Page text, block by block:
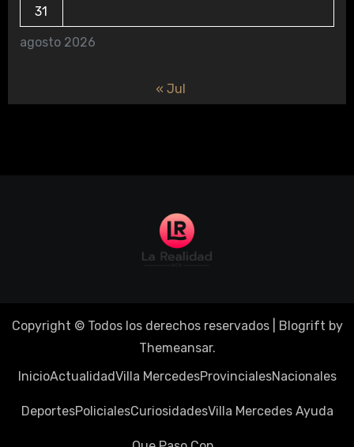
agosto 2026
31
« Jul
Copyright © Todos los derechos reservados Blogrift by
Themeansar.
InicioActualidadVilla MercedesProvincialesNacionales
DeportesPolicialesCuriosidadesVilla Mercedes Ayuda